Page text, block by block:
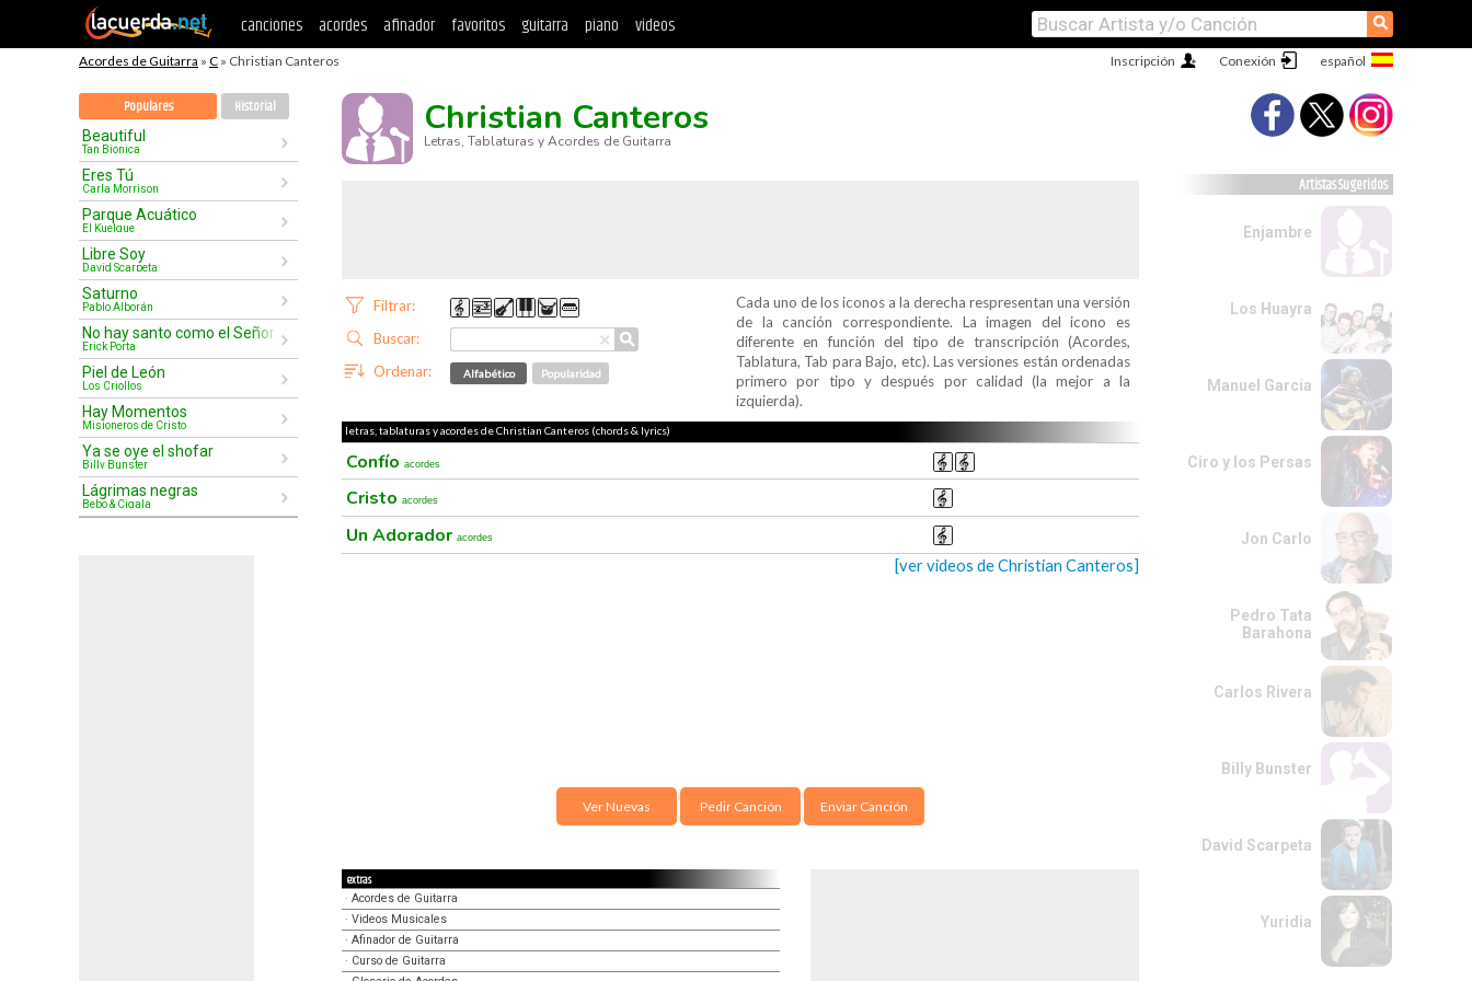
canciones acordes afinador favoritos guitarra piano videos ⚲
Acordes de Guitarra » C » Christian Canteros Conexión
Inscripción
Populares Historial
Beautiful
Tan Bionica
Eres Tú
Carla Morrison
Parque Acuático
El Kuelgue
Libre Soy
David Scarpeta
Saturno
Pablo Alborán
No hay santo como el Señor
Erick Porta
Piel de León
Los Criollos
Hay Momentos
Misioneros de Cristo
Ya se oye el shofar
Billy Bunster
Lágrimas negras
Bebo & Cigala
Christian Canteros
Letras, Tablaturas y Acordes de Guitarra
Filtrar:
×
Buscar: ⚲
Ordenar: Alfabético Popularidad
Cada uno de los iconos a la derecha respresentan una versión
de la canción correspondiente. La imagen del icono es
diferente en función del tipo de transcripción (Acordes,
Tablatura, Tab para Bajo, etc). Las versiones están ordenadas
primero por tipo y después por calidad (la mejor a la
izquierda).
letras, tablaturas y acordes de Christian Canteros (chords & lyrics)
Confío acordes
Cristo acordes
Un Adorador acordes
[ver videos de Christian Canteros]
Ver Nuevas Pedir Canción Enviar Canción
extras
· Acordes de Guitarra
· Videos Musicales
· Afinador de Guitarra
· Curso de Guitarra
Artistas Sugeridos
Enjambre
Los Huayra
Manuel García
Ciro y los Persas
Jon Carlo
Pedro Tata
Barahona
Carlos Rivera
Billy Bunster
David Scarpeta
Yuridia